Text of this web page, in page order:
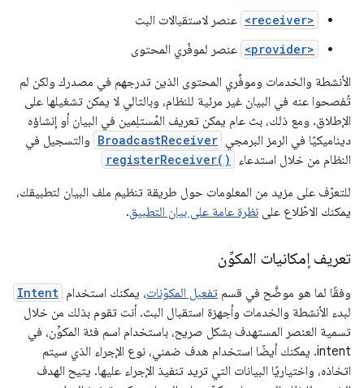
<receiver> عنصر لاستقبالات البث
<provider> عنصر لموفّري المحتوى
الأنشطة والخدمات وموفِّري المحتوى الذين تدرجهم في مصدرك ولكن لم
تُفصحوا عنه في البيان غير مرئية للنظام، وبالتالي لا يمكن تشغيلها على
الإطلاق. ومع ذلك، بث عام يمكن تعريف المُستلِمين في البيان أو إنشاؤه
ديناميكيًا في الرمز البرمجي BroadcastReceiver والتسجيل في
النظام من خلال استدعاء
registerReceiver()
للتعرّف على مزيد من المعلومات حول طريقة تنظيم ملف البيان لتطبيقك،
يمكنك الاطّلاع على نظرة عامة على بيان التطبيق.
تعريف إمكانيات المكوِّن
وفقًا لما هو موضَّح في قسم تفعيل المكوّنات، يمكنك استخدام Intent
لبدء الأنشطة والخدمات وأجهزة استقبال البث. أنت تقوم بذلك من خلال
تسمية العنصر المستهدف بشكل صريح، باستخدام اسم فئة المكوِّن، في
intent. يمكنك أيضًا استخدام هدف ضمني، نوع الإجراء الذي سيتم
اتخاذه، واختياريًا البيانات التي تريد تنفيذ الإجراء عليها. يتيح الهدف